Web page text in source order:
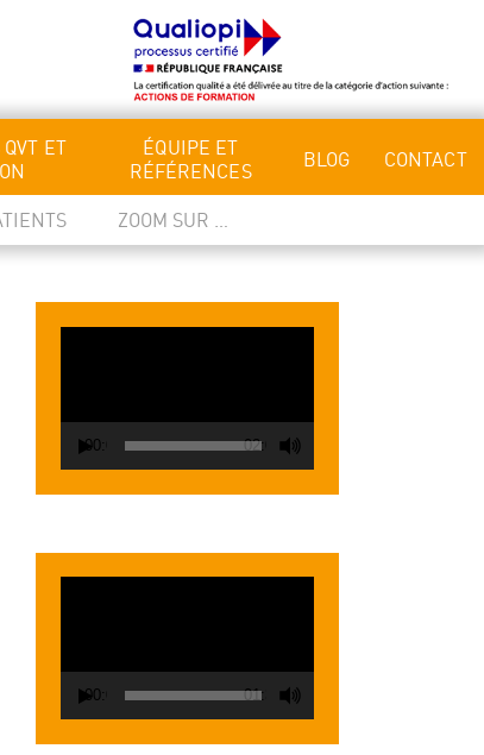
ET
ÉQUIPE ET
RÉFÉRENCES
BLOG CONTACT
ZOOM SUR …
00:00 02:00
00:00 01:38